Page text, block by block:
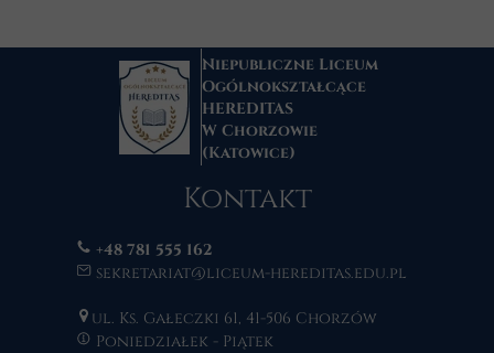
Niepubliczne Liceum
Ogólnokształcące
HEREDITAS
W Chorzowie
(Katowice)
Kontakt
+48 781 555 162
sekretariat@liceum-hereditas.edu.pl
ul. Ks. Gałeczki 61, 41-506 Chorzów
Poniedziałek - Piątek